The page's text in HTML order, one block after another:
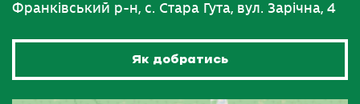
Франківський р-н, с. Стара Гута, вул. Зарічна, 4
Як добратись